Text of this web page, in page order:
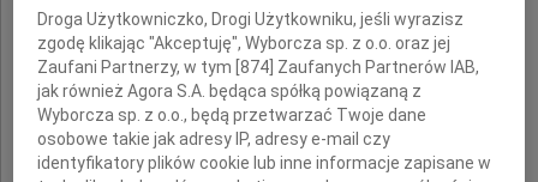
Droga Użytkowniczko, Drogi Użytkowniku, jeśli wyrazisz
zgodę klikając "Akceptuję", Wyborcza sp. z o.o. oraz jej
Zaufani Partnerzy, w tym [874 ] Zaufanych Partnerów IAB,
jak również Agora S.A. będąca spółką powiązaną z
Wyborcza sp. z o.o., będą przetwarzać Twoje dane
osobowe takie jak adresy IP, adresy e-mail czy
identyfikatory plików cookie lub inne informacje zapisane w